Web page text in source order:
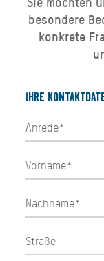
besondere
konkrete
Ihre